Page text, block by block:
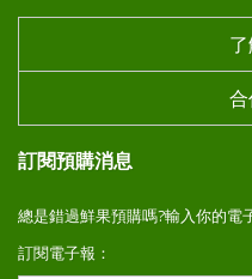
訂閱預購消息
總是錯過鮮果預購嗎?輸入你的電
訂閱電子報：